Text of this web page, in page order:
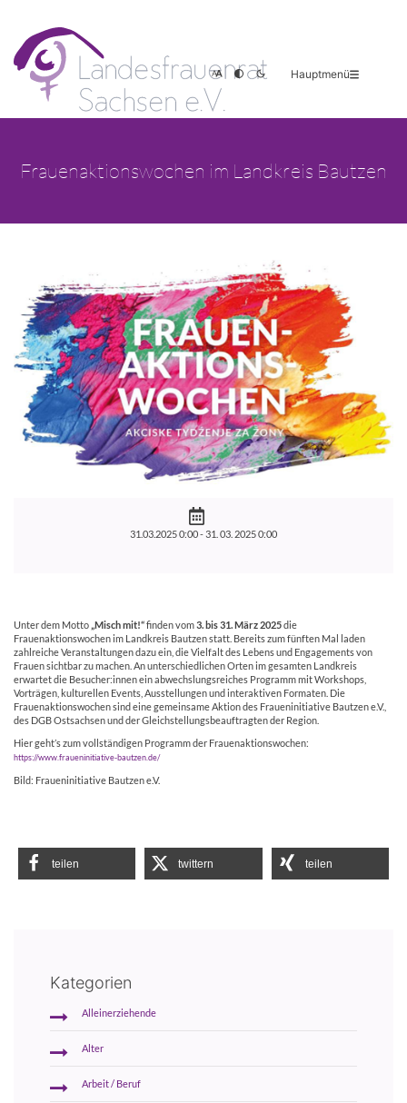
Hauptmenü
Frauenaktionswochen im Landkreis Bautzen
31.03.2025 0:00 -31. 03. 2025 0:00
Unter dem Motto „Misch mit!“finden vom3. bis 31. März 2025die
Frauenaktionswochen im Landkreis Bautzen statt. Bereits zum fünften Mal laden
zahlreiche Veranstaltungen dazu ein, die Vielfalt des Lebens und Engagements von
Frauen sichtbar zu machen. An unterschiedlichen Orten im gesamten Landkreis
erwartet die Besucher:innen ein abwechslungsreiches Programm mit Workshops,
Vorträgen, kulturellen Events, Ausstellungen und interaktiven Formaten. Die
Frauenaktionswochen sind eine gemeinsame Aktion des Fraueninitiative Bautzen e.V.,
des DGB Ostsachsen und der Gleichstellungsbeauftragten der Region.
Hier geht’s zum vollständigen Programm der Frauenaktionswochen:
https://www.fraueninitiative-bautzen.de/
Bild: Fraueninitiative Bautzen e.V.
teilen twittern teilen
Kategorien
Alleinerziehende
Alter
Arbeit / Beruf